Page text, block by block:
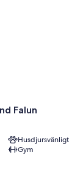
Falun
Husdjursvänligt
Gym